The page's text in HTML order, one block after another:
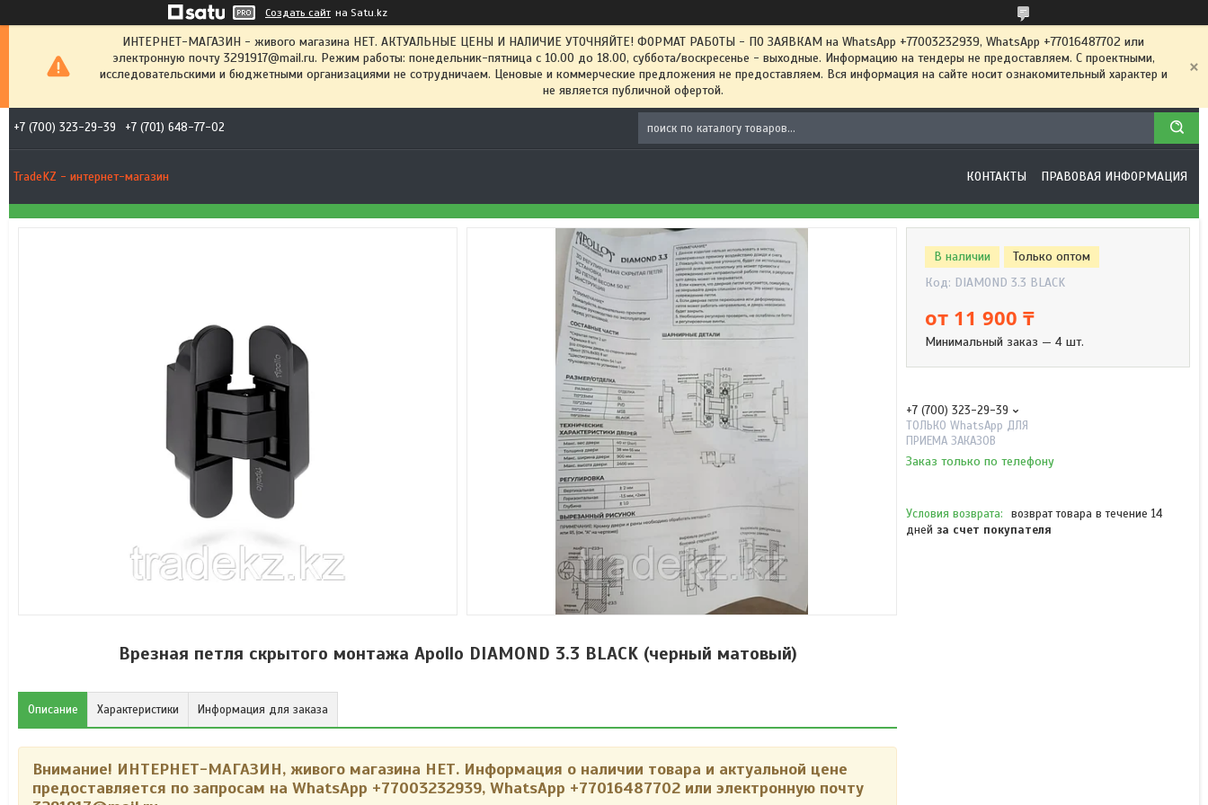
Создать сайт на Satu.kz
ИНТЕРНЕТ-МАГАЗИН - живого магазина НЕТ. АКТУАЛЬНЫЕ ЦЕНЫ И НАЛИЧИЕ УТОЧНЯЙТЕ! ФОРМАТ РАБОТЫ - ПО ЗАЯВКАМ на WhatsApp +77003232939, WhatsApp +77016487702 или
электронную почту 3291917@mail.ru. Режим работы: понедельник-пятница с 10.00 до 18.00, суббота/воскресенье - выходные. Информацию на тендеры не предоставляем. С проектными,
исследовательскими и бюджетными организациями не сотрудничаем. Ценовые и коммерческие предложения не предоставляем. Вся информация на сайте носит ознакомительный характер и
не является публичной офертой.
+7 (700) 323-29-39 +7 (701) 648-77-02
TradeKZ - интернет-магазин КОНТАКТЫ ПРАВОВАЯ ИНФОРМАЦИЯ
Врезная петля скрытого монтажа Apollo DIAMOND 3.3 BLACK (черный матовый)
Описание Характеристики Информация для заказа
Внимание! ИНТЕРНЕТ-МАГАЗИН, живого магазина НЕТ. Информация о наличии товара и актуальной цене
предоставляется по запросам на WhatsApp +77003232939, WhatsApp +77016487702 или электронную почту
В наличии
Только оптом
Код: DIAMOND 3.3 BLACK
от 11 900 ₸
Минимальный заказ — 4 шт.
+7 (700) 323-29-39
ТОЛЬКО WhatsApp ДЛЯ
ПРИЕМА ЗАКАЗОВ
Заказ только по телефону
возврат товара в течение 14
дней за счет покупателя